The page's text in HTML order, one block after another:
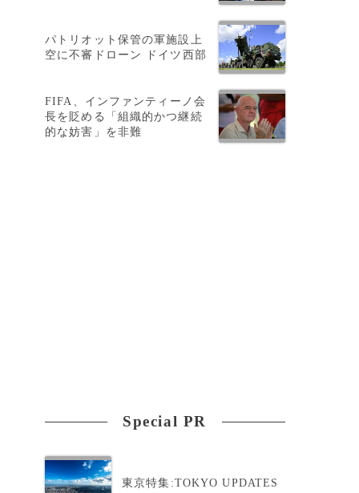
パトリオット保管の軍施設上
空に不審ドローン ドイツ西部
FIFA、インファンティーノ会
長を貶める「組織的かつ継続
的な妨害」を非難
Special PR
東京特集:TOKYO UPDATES